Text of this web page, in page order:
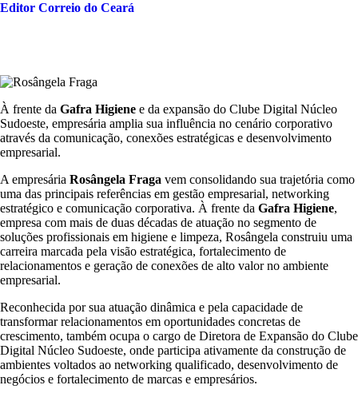
Editor Correio do Ceará
À frente da Gafra Higiene e da expansão do Clube Digital Núcleo
Sudoeste, empresária amplia sua influência no cenário corporativo
através da comunicação, conexões estratégicas e desenvolvimento
empresarial.
A empresária Rosângela Fraga vem consolidando sua trajetória como
uma das principais referências em gestão empresarial, networking
estratégico e comunicação corporativa. À frente da Gafra Higiene,
empresa com mais de duas décadas de atuação no segmento de
soluções profissionais em higiene e limpeza, Rosângela construiu uma
carreira marcada pela visão estratégica, fortalecimento de
relacionamentos e geração de conexões de alto valor no ambiente
empresarial.
Reconhecida por sua atuação dinâmica e pela capacidade de
transformar relacionamentos em oportunidades concretas de
crescimento, também ocupa o cargo de Diretora de Expansão do Clube
Digital Núcleo Sudoeste, onde participa ativamente da construção de
ambientes voltados ao networking qualificado, desenvolvimento de
negócios e fortalecimento de marcas e empresários.